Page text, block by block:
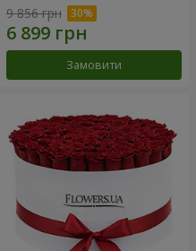
9 856 грн
Замовити